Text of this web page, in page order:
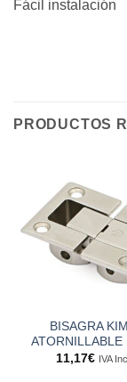
Fácil instalación
PRODUCTOS
BISAGRA
ATORNILLABLE
11,17€ IVA